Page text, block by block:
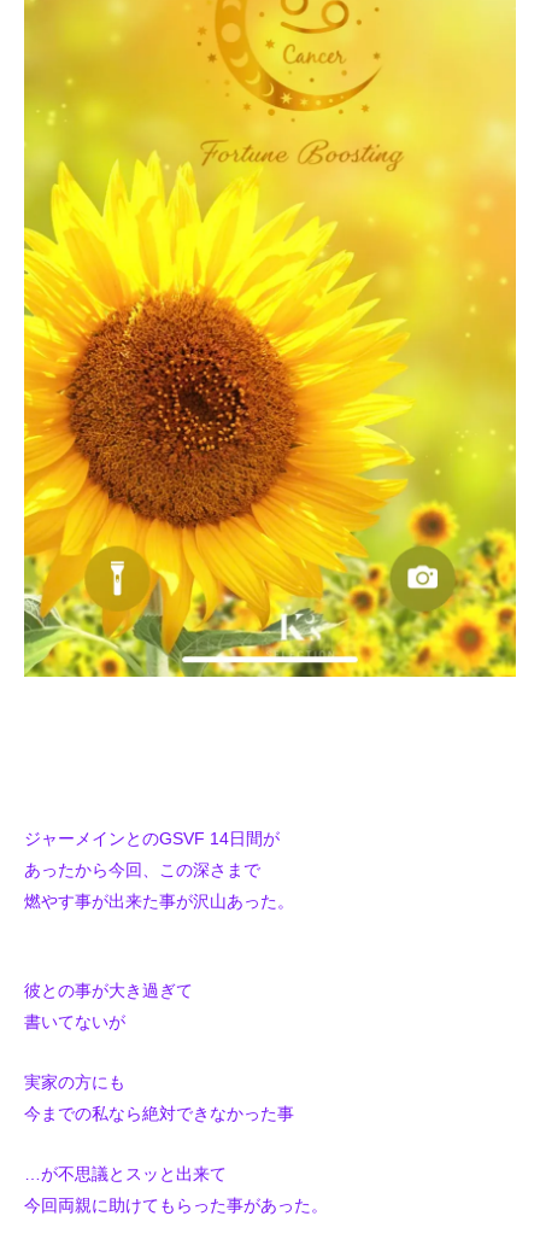
ジャーメインとのGSVF 14日間が
あったから今回、この深さまで
燃やす事が出来た事が沢山あった。
彼との事が大き過ぎて
書いてないが
実家の方にも
今までの私なら絶対できなかった事
…が不思議とスッと出来て
今回両親に助けてもらった事があった。